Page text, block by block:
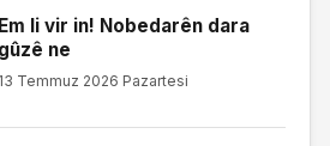
Em li vir in! Nobedarên dara
gûzê ne
13 Temmuz 2026 Pazartesi